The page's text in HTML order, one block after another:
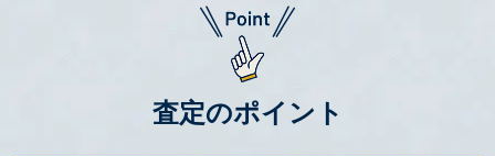
査定のポイント